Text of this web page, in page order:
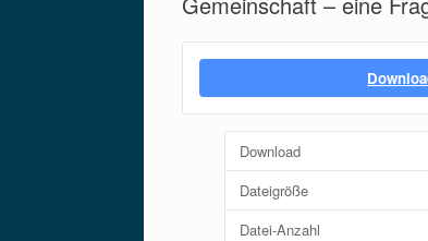
Download
Dateigröße
Datei-Anzahl